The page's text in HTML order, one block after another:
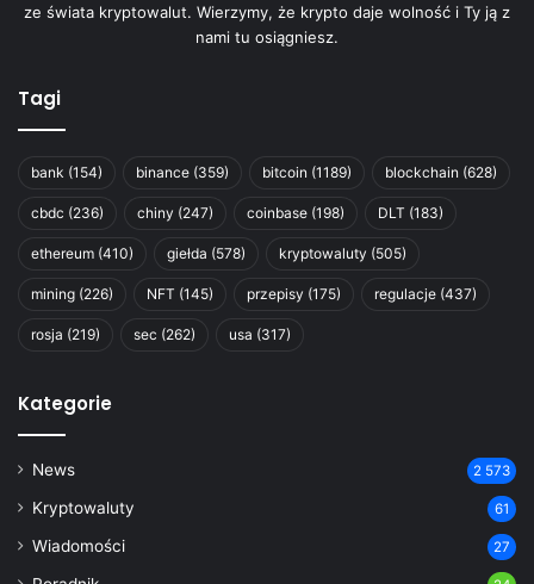
ze świata kryptowalut. Wierzymy, że krypto daje wolność i Ty ją z
nami tu osiągniesz.
Tagi
bank (154) binance (359) bitcoin (1189) blockchain (628)
cbdc (236) chiny (247) coinbase (198) DLT (183)
ethereum (410) giełda (578) kryptowaluty (505)
mining (226) NFT (145) przepisy (175) regulacje (437)
rosja (219) sec (262) usa (317)
Kategorie
News 2 573
Kryptowaluty 61
Wiadomości 27